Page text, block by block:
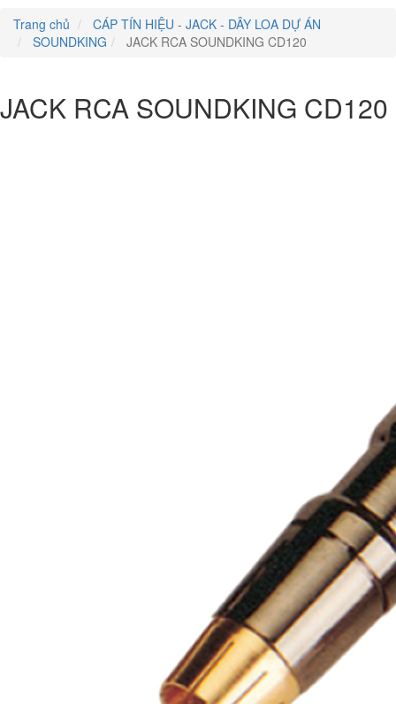
Trang chủ
CÁP TÍN HIỆU - JACK - DÂY LOA DỰ ÁN
SOUNDKING
JACK RCA SOUNDKING CD120
JACK RCA SOUNDKING CD120